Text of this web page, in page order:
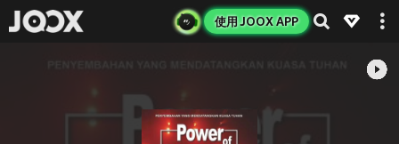
使用 JOOX APP